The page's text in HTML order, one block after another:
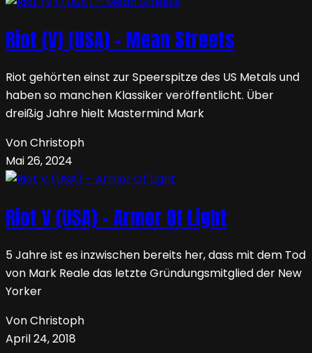
Riot (V) (USA) – Mean Streets
Riot gehörten einst zur Speerspitze des US Metals und
haben so manchen Klassiker veröffentlicht. Über
dreißig Jahre hielt Mastermind Mark
Von Christoph
Mai 26, 2024
Riot V (USA) – Armor Of Light
5 Jahre ist es inzwischen bereits her, dass mit dem Tod
von Mark Reale das letzte Gründungsmitglied der New
Yorker
Von Christoph
April 24, 2018